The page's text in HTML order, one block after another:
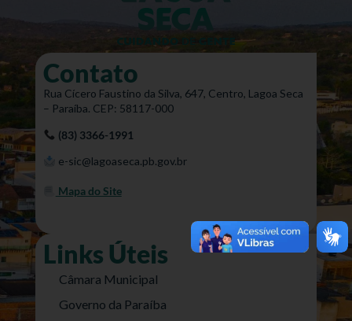
Contato
Rua Cícero Faustino da Silva, 647, Centro, Lagoa Seca
– Paraíba. CEP: 58117-000
(83) 3366-1991
e-sic@lagoaseca.pb.gov.br
Mapa do Site
Links Úteis
Câmara Municipal
Governo da Paraíba